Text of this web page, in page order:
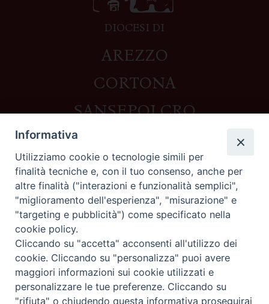
DIOCESI DI
AREZZO
CORTONA
SANSEPOLCRO
Contatti
Piazza del Duomo,1 - 52100 Arezzo
segreteria@diocesi.arezzo.it
Informativa privacy
Seguici su
Informativa
Utilizziamo cookie o tecnologie simili per
finalità tecniche e, con il tuo consenso, anche per
altre finalità ("interazioni e funzionalità semplici",
"miglioramento dell'esperienza", "misurazione" e
"targeting e pubblicità") come specificato nella
cookie policy.
Cliccando su "accetta" acconsenti all'utilizzo dei
cookie. Cliccando su "personalizza" puoi avere
maggiori informazioni sui cookie utilizzati e
personalizzare le tue preferenze. Cliccando su
"rifiuta" o chiudendo questa informativa proseguirai